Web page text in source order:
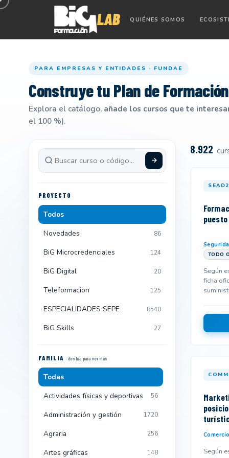
QUIÉNES SOMOS
PARA EMPRESAS Y ENTIDADES · FUNDAE
Construye tuPlan de Formación
Explora el catálogo, añade los cursos que te
el 100 %).
PROYECTO
Todos
Novedades
86
BiG Microcredenciales 124
BiG Digital 20
Teleformacion 125
ESPECIALIDADES SEPE 8540
BiG Skills 27
FAMILIA · desliza para ver más
Todas
Actividades físicas y deportivas
56
Administración y gestión 1720
Agraria 256
Artes gráficas 148
8.922
TODO
Según
ficha
Según